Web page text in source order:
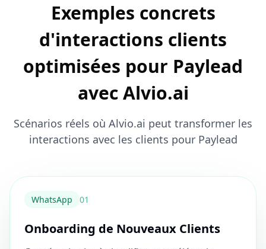
Exemples concrets
d'interactions clients
optimisées pour Paylead
avec Alvio.ai
Scénarios réels où Alvio.ai peut transformer les
interactions avec les clients pour Paylead
WhatsApp 01
Onboarding de Nouveaux Clients